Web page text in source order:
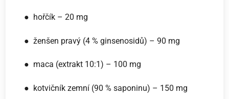
● hořčík – 20 mg
● ženšen pravý (4 % ginsenosidů) – 90 mg
● maca (extrakt 10:1) – 100 mg
● kotvičník zemní (90 % saponinu) – 150 mg